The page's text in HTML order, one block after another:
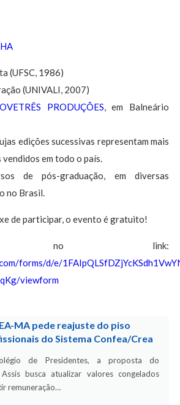
(UFSC, 1986)
(UNIVALI, 2007)
PRODUÇÕES, em Balneário
edições sucessivas representam mais
em todo o país.
de pós-graduação, em diversas
no Brasil.
de participar, o evento é gratuito!
se no link:
forms/d/e/
viewform
MA pede reajuste do piso
do Sistema Confea/Crea
de Presidentes, a proposta do
busca atualizar valores congelados
remuneração…